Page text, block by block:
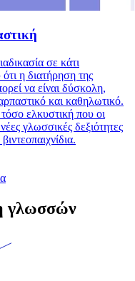
σε κάτι
η διατήρηση της
να είναι δύσκολη,
και καθηλωτικό.
τόσο ελκυστική που οι
γλωσσικές δεξιότητες
γλωσσών